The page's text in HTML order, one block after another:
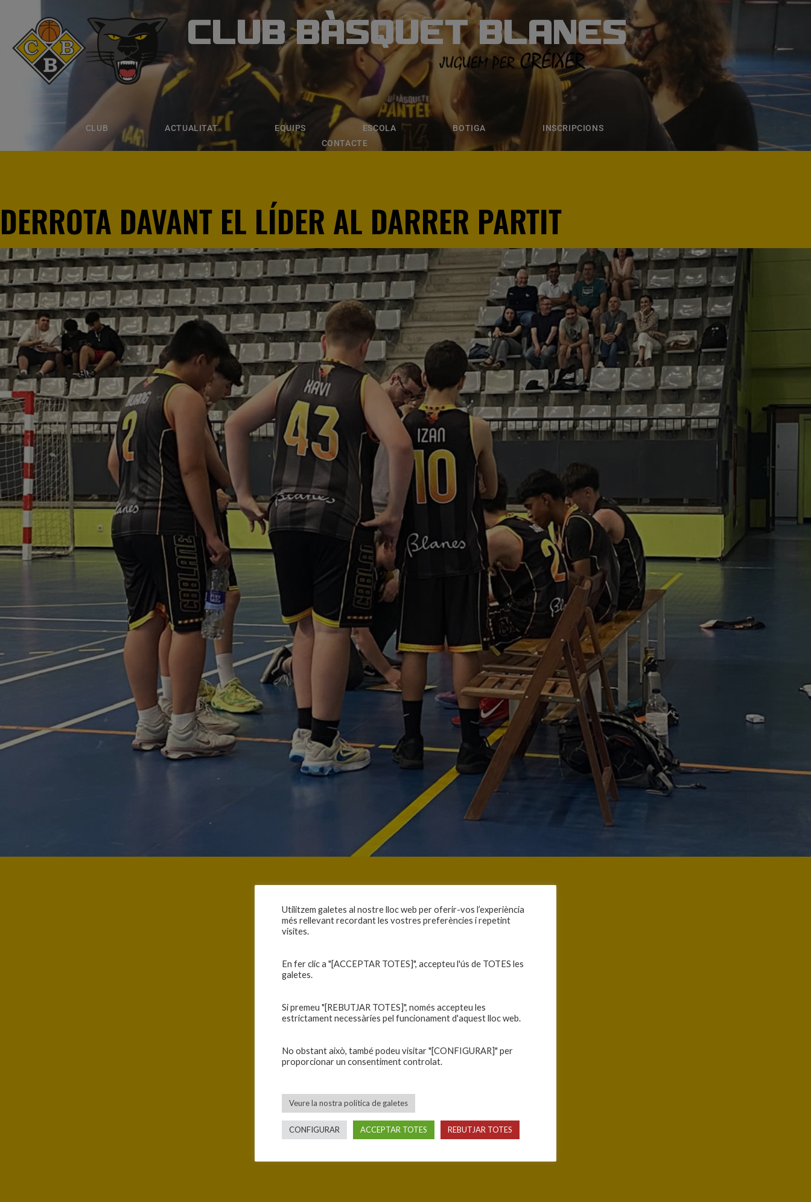
CLUB BÀSQUET BLANES
CLUB ACTUALITAT EQUIPS ESCOLA BOTIGA
INSCRIPCIONS
CONTACTE
CLUB BÀSQUET BLANES
ACTUALITAT ESCOLA BOTIGA INSCRIPCIONS
DERROTA DAVANT EL LÍDER AL DARRER PARTIT
Utilitzem galetes al nostre lloc web per oferir-vos l’experiència
més rellevant recordant les vostres preferències i repetint
visites.
En fer clic a "[ACCEPTAR TOTES]", accepteu l'ús de TOTES les
galetes.
Si premeu "[REBUTJAR TOTES]", només accepteu les
estrictament necessàries pel funcionament d'aquest lloc web.
No obstant això, també podeu visitar "[CONFIGURAR]" per
proporcionar un consentiment controlat.
Veure la nostra política de galetes
CONFIGURAR ACCEPTAR TOTES REBUTJAR TOTES